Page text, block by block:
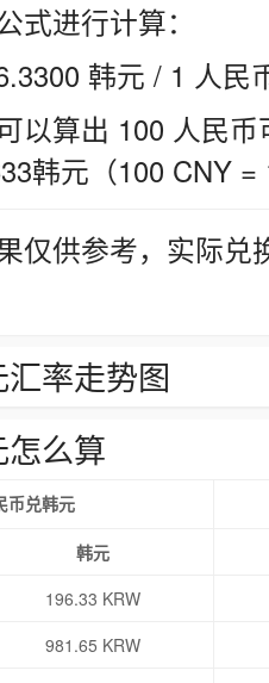
式进行计算：
韩元 / 1 人民
以算出 100 人民
韩元（100 CNY =
仅供参考，实际
率走势图
么算
币兑韩元
韩元
196.33 KRW
981.65 KRW